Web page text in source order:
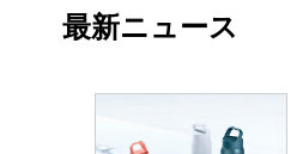
最新ニュース